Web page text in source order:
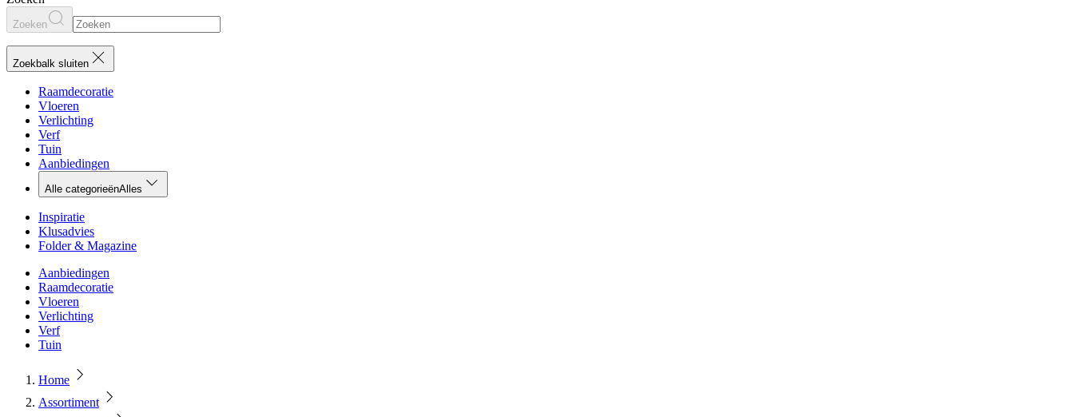
Zoeken
Zoekbalk sluiten
Raamdecoratie
Vloeren
Verlichting
Verf
Tuin
Aanbiedingen
Alle categorieënAlles
Inspiratie
Klusadvies
Folder & Magazine
Aanbiedingen
Raamdecoratie
Vloeren
Verlichting
Verf
Tuin
Home
Assortiment